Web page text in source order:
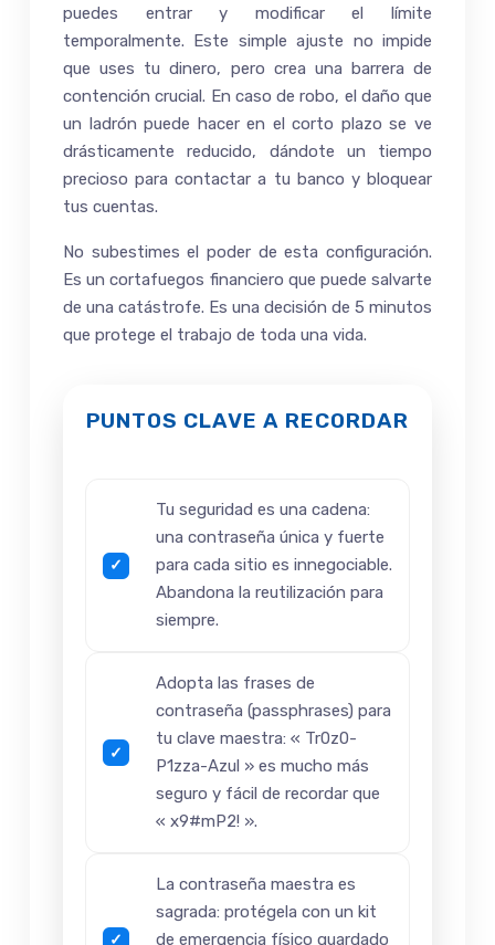
puedes entrar y modificar el límite
temporalmente. Este simple ajuste no impide
que uses tu dinero, pero crea una barrera de
contención crucial. En caso de robo, el daño que
un ladrón puede hacer en el corto plazo se ve
drásticamente reducido, dándote un tiempo
precioso para contactar a tu banco y bloquear
tus cuentas.
No subestimes el poder de esta configuración.
Es un cortafuegos financiero que puede salvarte
de una catástrofe. Es una decisión de 5 minutos
que protege el trabajo de toda una vida.
PUNTOS CLAVE A RECORDAR
Tu seguridad es una cadena:
una contraseña única y fuerte
para cada sitio es innegociable.
Abandona la reutilización para
siempre.
Adopta las frases de
contraseña (passphrases) para
tu clave maestra: « Tr0z0-
P1zza-Azul » es mucho más
seguro y fácil de recordar que
« x9#mP2! ».
La contraseña maestra es
sagrada: protégela con un kit
de emergencia físico guardado